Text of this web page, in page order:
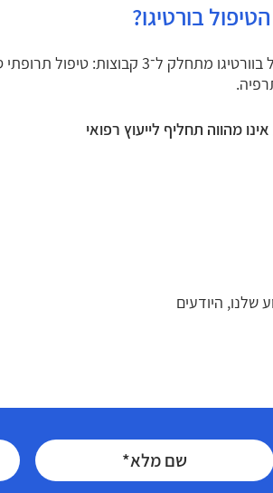
בורטיגו?
הטיפול בוורטיגו מתחלק ל־3
מהווה תחליף לייעוץ רפואי
שלנו, היודעים